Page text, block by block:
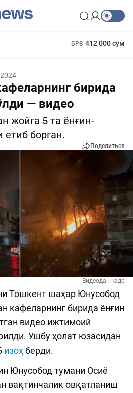
БРВ 412 000 сум
бирида
— видео
жойга 5 та ёнғин-
етиб борган.
Поделиться
Видеодан кадр
Тошкент шаҳар Юнусобод
кафеларнинг бирида ёнғин
видео ижтимоий
Ушбу ҳолат юзасидан
изоҳберди.
Юнусобод тумани Осиё
вақтинчалик овқатланиш